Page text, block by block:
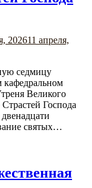
202611 апреля,
седмицу
кафедральном
Великого
Господа
святых…